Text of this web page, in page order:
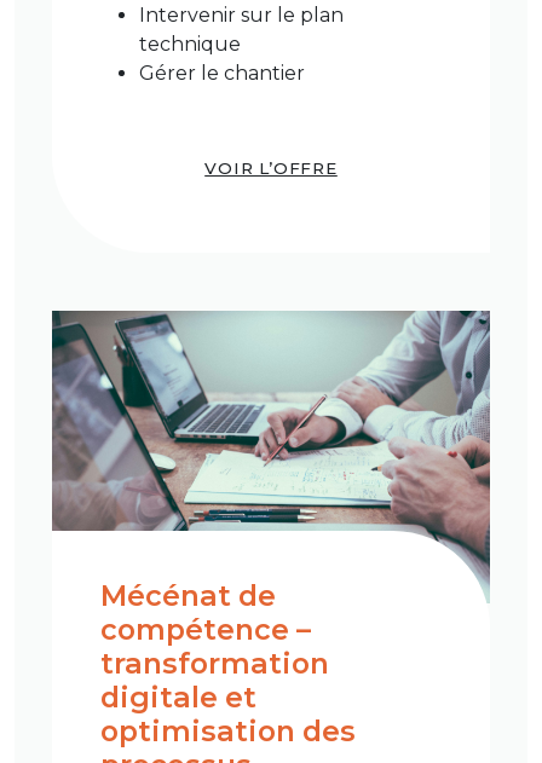
Intervenir sur le plan
technique
Gérer le chantier
VOIR L’OFFRE
Mécénat de
compétence –
transformation
digitale et
optimisation des